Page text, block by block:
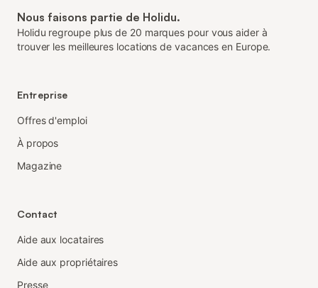
Nous faisons partie de Holidu.
Holidu regroupe plus de 20 marques pour vous aider à
trouver les meilleures locations de vacances en Europe.
Entreprise
Offres d'emploi
À propos
Magazine
Contact
Aide aux locataires
Aide aux propriétaires
Presse